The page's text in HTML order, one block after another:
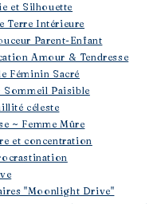
et Silhouette
Terre Intérieure
Parent-Enfant
Amour & Tendresse
Féminin Sacré
Sommeil Paisible
céleste
~ Femme Mûre
et concentration
"Moonlight Drive"